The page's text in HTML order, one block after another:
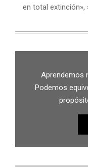
en total extinción»,
Aprendemos
Podemos